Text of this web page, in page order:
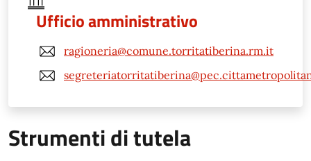
Ufficio amministrativo
ragioneria@comune.torritatiberina.rm.it
Strumenti di tutela